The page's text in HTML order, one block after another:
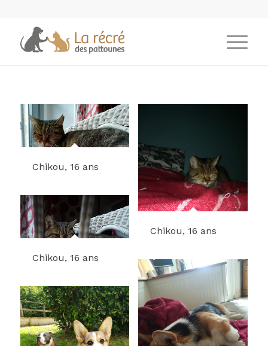
Chikou, 16 ans
Chikou, 16 ans
Chikou, 16 ans